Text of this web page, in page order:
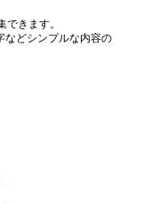
きます。
などシンプルな内容の